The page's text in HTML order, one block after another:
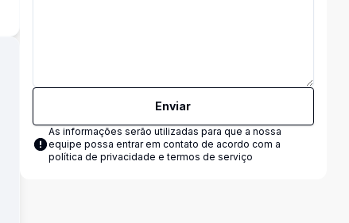
Enviar
As informações serão utilizadas para que a nossa
equipe possa entrar em contato de acordo com a
política de privacidade e termos de serviço